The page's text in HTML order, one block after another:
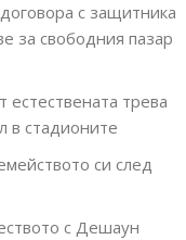
с защитника
за свободния пазар
трева
в стадионите
си след
с Дешаун